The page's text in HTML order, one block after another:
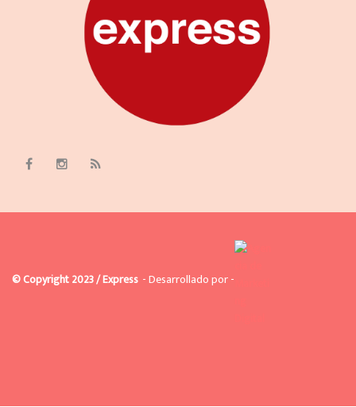
© Copyright 2023 / Express - Desarrollado por -